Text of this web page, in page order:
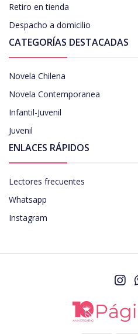
Retiro en tienda
Despacho a domicilio
CATEGORÍAS DESTACADAS
Novela Chilena
Novela Contemporanea
Infantil-Juvenil
Juvenil
ENLACES RÁPIDOS
Lectores frecuentes
Whatsapp
Instagram